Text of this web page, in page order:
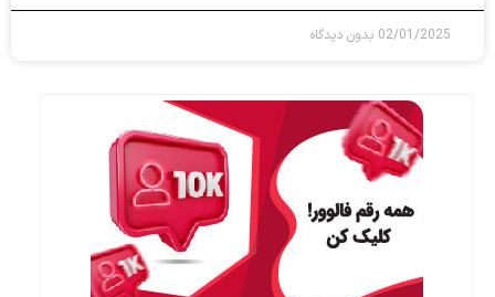
02/01/2025 بدون دیدگاه